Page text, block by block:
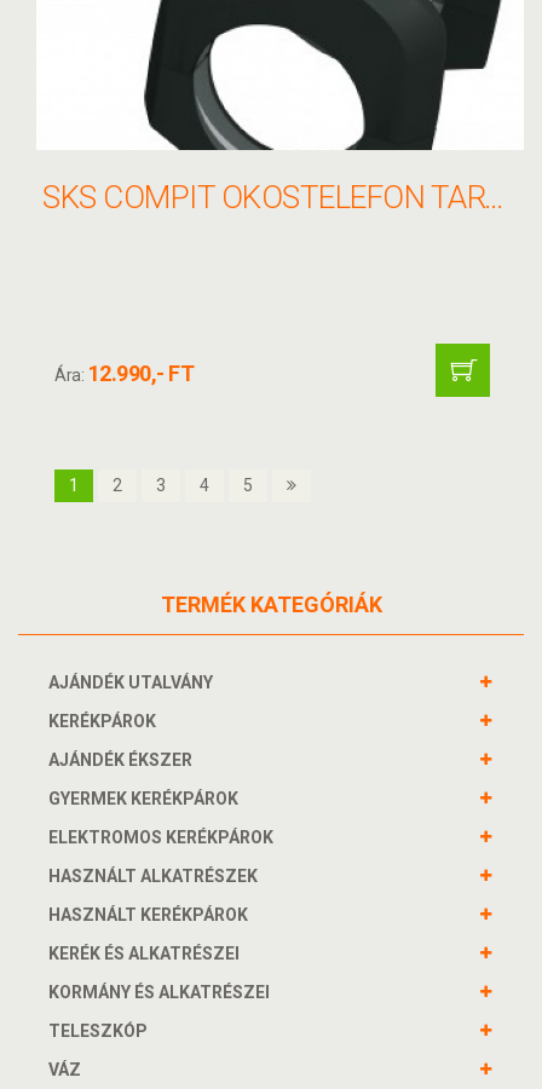
SKS COMPIT OKOSTELEFON TARTÓ
Ára: 12.990,- FT
1 2 3 4 5
TERMÉK KATEGÓRIÁK
AJÁNDÉK UTALVÁNY
KERÉKPÁROK
AJÁNDÉK ÉKSZER
GYERMEK KERÉKPÁROK
ELEKTROMOS KERÉKPÁROK
HASZNÁLT ALKATRÉSZEK
HASZNÁLT KERÉKPÁROK
KERÉK ÉS ALKATRÉSZEI
KORMÁNY ÉS ALKATRÉSZEI
TELESZKÓP
VÁZ